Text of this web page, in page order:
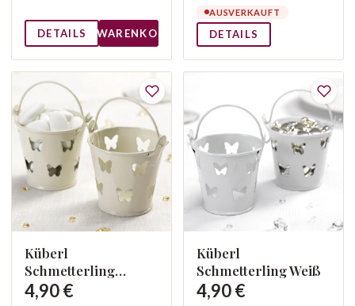
DETAILS WARENKORB
AUSVERKAUFT
DETAILS
Küberl
Schmetterling
Creme
4,90 €
Küberl
Schmetterling Weiß
4,90 €